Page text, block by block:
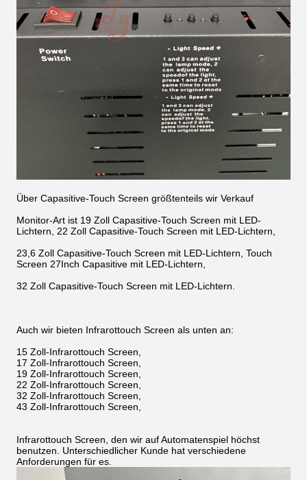
Über Capasitive-Touch Screen größtenteils wir Verkauf
Monitor-Art ist 19 Zoll Capasitive-Touch Screen mit LED-
Lichtern, 22 Zoll Capasitive-Touch Screen mit LED-Lichtern,
23,6 Zoll Capasitive-Touch Screen mit LED-Lichtern, Touch
Screen 27Inch Capasitive mit LED-Lichtern,
32 Zoll Capasitive-Touch Screen mit LED-Lichtern.
Auch wir bieten Infrarottouch Screen als unten an:
15 Zoll-Infrarottouch Screen,
17 Zoll-Infrarottouch Screen,
19 Zoll-Infrarottouch Screen,
22 Zoll-Infrarottouch Screen,
32 Zoll-Infrarottouch Screen,
43 Zoll-Infrarottouch Screen,
Infrarottouch Screen, den wir auf Automatenspiel höchst
benutzen. Unterschiedlicher Kunde hat verschiedene
Anforderungen für es.